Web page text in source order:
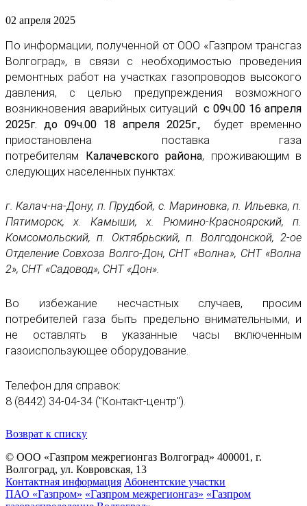
02 апреля 2025
По информации, полученной от ООО «Газпром трансгаз
Волгоград», в связи с необходимостью проведения
ремонтных работ на участках газопроводов высокого
давления, с целью предупреждения возможного
возникновения аварийных ситуацийс 09ч.00 16 апреля
2025г. до 09ч.00 18 апреля 2025г.,
будет временно
приостановлена поставка газа
потребителям Калачевского района, проживающим в
следующих населенных пунктах:
г. Калач-на-Дону, п. Прудбой, с. Мариновка, п. Ильевка, п.
Пятиморск, х. Камыши, х. Рюмино-Красноярский, п.
Комсомольский, п. Октябрьский, п. Волгодонской, 2-ое
Отделение Совхоза Волго-Дон, СНТ «Волна», СНТ «Волна
2», СНТ «Садовод», СНТ «Дон».
Во избежание несчастных случаев, просим
потребителей газа быть предельно внимательными, и
не оставлять в указанные часы включенным
газоиспользующее оборудование.
Телефон для справок:
8 (8442) 34-04-34 ("Контакт-центр").
Возврат к списку
© ООО «Газпром межрегионгаз Волгоград» 400001, г.
Волгоград, ул. Ковровская, 13
Контактная информация Абонентские участки
ПАО «Газпром» «Газпром межрегионгаз» «Газпром